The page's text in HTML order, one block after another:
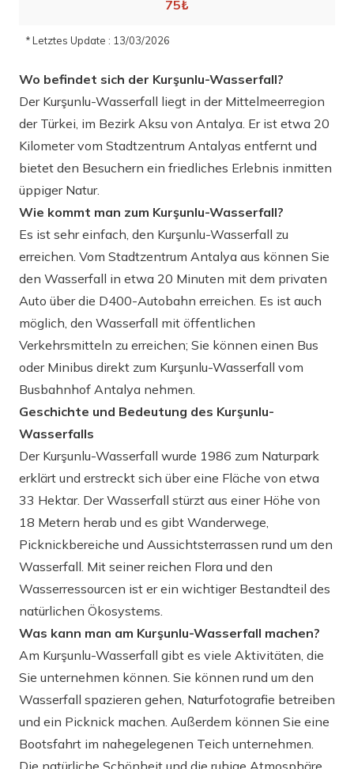
75₺
* Letztes Update : 13/03/2026
Wo befindet sich der Kurşunlu-Wasserfall?
Der Kurşunlu-Wasserfall liegt in der Mittelmeerregion
der Türkei, im Bezirk Aksu von Antalya. Er ist etwa 20
Kilometer vom Stadtzentrum Antalyas entfernt und
bietet den Besuchern ein friedliches Erlebnis inmitten
üppiger Natur.
Wie kommt man zum Kurşunlu-Wasserfall?
Es ist sehr einfach, den Kurşunlu-Wasserfall zu
erreichen. Vom Stadtzentrum Antalya aus können Sie
den Wasserfall in etwa 20 Minuten mit dem privaten
Auto über die D400-Autobahn erreichen. Es ist auch
möglich, den Wasserfall mit öffentlichen
Verkehrsmitteln zu erreichen; Sie können einen Bus
oder Minibus direkt zum Kurşunlu-Wasserfall vom
Busbahnhof Antalya nehmen.
Geschichte und Bedeutung des Kurşunlu-
Wasserfalls
Der Kurşunlu-Wasserfall wurde 1986 zum Naturpark
erklärt und erstreckt sich über eine Fläche von etwa
33 Hektar. Der Wasserfall stürzt aus einer Höhe von
18 Metern herab und es gibt Wanderwege,
Picknickbereiche und Aussichtsterrassen rund um den
Wasserfall. Mit seiner reichen Flora und den
Wasserressourcen ist er ein wichtiger Bestandteil des
natürlichen Ökosystems.
Was kann man am Kurşunlu-Wasserfall machen?
Am Kurşunlu-Wasserfall gibt es viele Aktivitäten, die
Sie unternehmen können. Sie können rund um den
Wasserfall spazieren gehen, Naturfotografie betreiben
und ein Picknick machen. Außerdem können Sie eine
Bootsfahrt im nahegelegenen Teich unternehmen.
Die natürliche Schönheit und die ruhige Atmosphäre